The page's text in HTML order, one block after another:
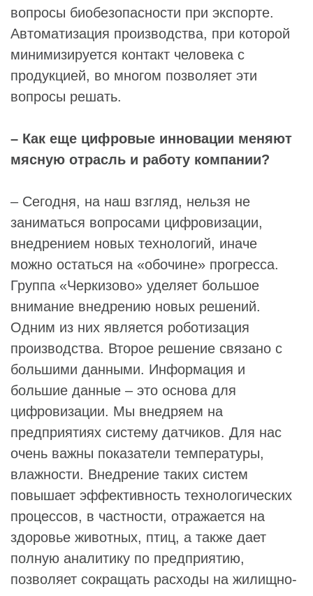
вопросы биобезопасности при экспорте.
Автоматизация производства, при которой
минимизируется контакт человека с
продукцией, во многом позволяет эти
вопросы решать.
– Как еще цифровые инновации меняют
мясную отрасль и работу компании?
– Сегодня, на наш взгляд, нельзя не
заниматься вопросами цифровизации,
внедрением новых технологий, иначе
можно остаться на «обочине» прогресса.
Группа «Черкизово» уделяет большое
внимание внедрению новых решений.
Одним из них является роботизация
производства. Второе решение связано с
большими данными. Информация и
большие данные – это основа для
цифровизации. Мы внедряем на
предприятиях систему датчиков. Для нас
очень важны показатели температуры,
влажности. Внедрение таких систем
повышает эффективность технологических
процессов, в частности, отражается на
здоровье животных, птиц, а также дает
полную аналитику по предприятию,
позволяет сокращать расходы на жилищно-